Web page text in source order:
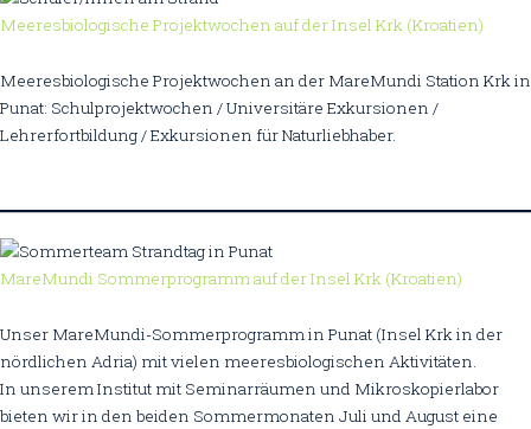
Meeresbiologische Projektwochen auf der Insel Krk (Kroatien)
Meeresbiologische Projektwochen an der MareMundi Station Krk in
Punat: Schulprojektwochen / Universitäre Exkursionen /
Lehrerfortbildung / Exkursionen für Naturliebhaber.
MareMundi Sommerprogramm auf der Insel Krk (Kroatien)
Unser MareMundi-Sommerprogramm in Punat (Insel Krk in der
nördlichen Adria) mit vielen meeresbiologischen Aktivitäten.
In unserem Institut mit Seminarräumen und Mikroskopierlabor
bieten wir in den beiden Sommermonaten Juli und August eine